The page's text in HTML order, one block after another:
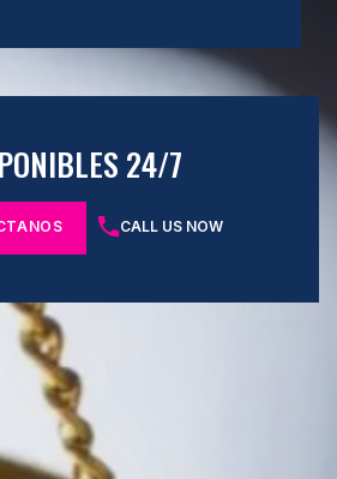
24/7
CALL US NOW